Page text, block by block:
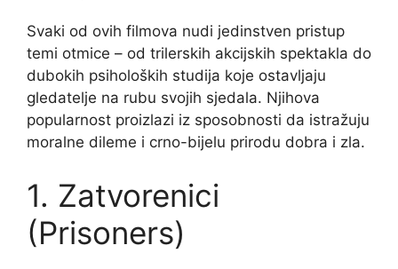
Svaki od ovih filmova nudi jedinstven pristup
temi otmice – od trilerskih akcijskih spektakla do
dubokih psiholoških studija koje ostavljaju
gledatelje na rubu svojih sjedala. Njihova
popularnost proizlazi iz sposobnosti da istražuju
moralne dileme i crno-bijelu prirodu dobra i zla.
1. Zatvorenici
(Prisoners)